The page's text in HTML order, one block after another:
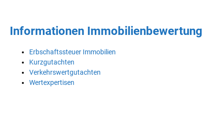
Informationen Immobilienbewertung
Erbschaftssteuer Immobilien
Kurzgutachten
Verkehrswertgutachten
Wertexpertisen